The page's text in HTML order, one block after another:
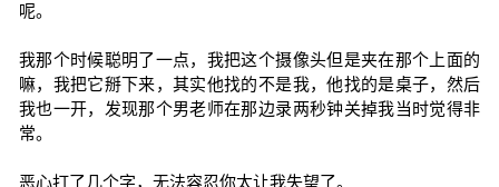
呢。
我那个时候聪明了一点，我把这个摄像头但是夹在那个上面的
嘛，我把它掰下来，其实他找的不是我，他找的是桌子，然后
我也一开，发现那个男老师在那边录两秒钟关掉我当时觉得非
常。
恶心打了几个字，无法容忍你太让我失望了。